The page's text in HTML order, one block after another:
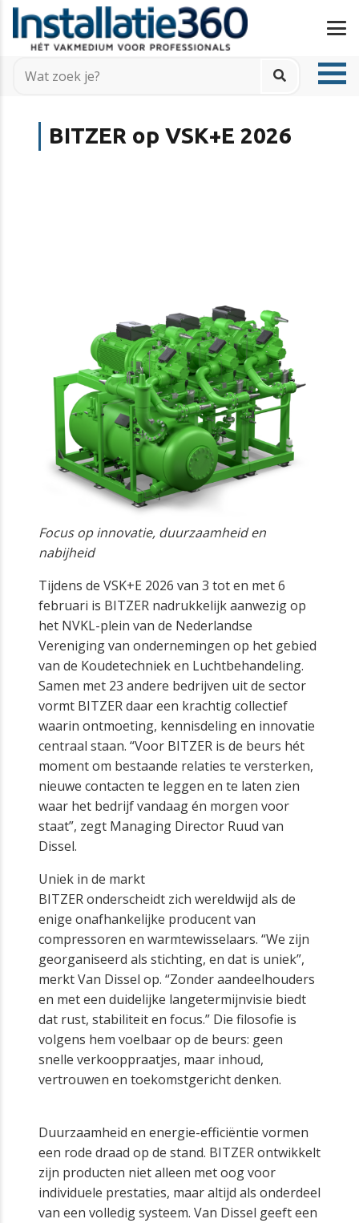
BITZER op VSK+E 2026
Focus op innovatie, duurzaamheid en
nabijheid
Tijdens de VSK+E 2026 van 3 tot en met 6
februari is BITZER nadrukkelijk aanwezig op
het NVKL-plein van de Nederlandse
Vereniging van ondernemingen op het gebied
van de Koudetechniek en Luchtbehandeling.
Samen met 23 andere bedrijven uit de sector
vormt BITZER daar een krachtig collectief
waarin ontmoeting, kennisdeling en innovatie
centraal staan. “Voor BITZER is de beurs hét
moment om bestaande relaties te versterken,
nieuwe contacten te leggen en te laten zien
waar het bedrijf vandaag én morgen voor
staat”, zegt Managing Director Ruud van
Dissel.
Uniek in de markt
BITZER onderscheidt zich wereldwijd als de
enige onafhankelijke producent van
compressoren en warmtewisselaars. “We zijn
georganiseerd als stichting, en dat is uniek”,
merkt Van Dissel op. “Zonder aandeelhouders
en met een duidelijke langetermijnvisie biedt
dat rust, stabiliteit en focus.” Die filosofie is
volgens hem voelbaar op de beurs: geen
snelle verkooppraatjes, maar inhoud,
vertrouwen en toekomstgericht denken.
Duurzaamheid en energie-efficiëntie vormen
een rode draad op de stand. BITZER ontwikkelt
zijn producten niet alleen met oog voor
individuele prestaties, maar altijd als onderdeel
van een volledig systeem. Van Dissel geeft een